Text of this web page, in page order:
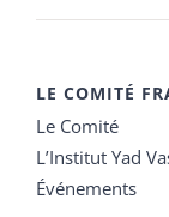
LE COMITÉ
Le Comité
L’Institut Yad
Événements